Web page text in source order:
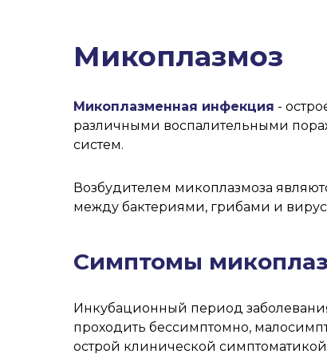
Микоплазмоз
Микоплазменная инфекция -
различными воспалительными
систем.
Возбудителем микоплазмоза
между бактериями, грибами и
Симптомы
Инкубационный период
проходить бессимптомно,
острой клинической